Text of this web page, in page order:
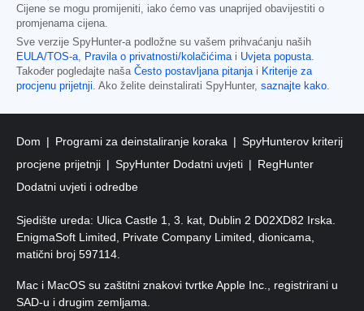
Cijene se mogu promijeniti, iako ćemo vas unaprijed obavijestiti o
promjenama cijena.
Sve verzije SpyHunter-a podložne su vašem prihvaćanju naših
EULA/TOS-a, Pravila o privatnosti/kolačićimai Uvjeta popusta.
Također pogledajte naša Često postavljana pitanjai Kriterije za
procjenu prijetnji. Ako želite deinstalirati SpyHunter, saznajte kako.
Dom Programi za deinstaliranje koraka
SpyHunterov kriterij
procjene prijetnji
SpyHunter Dodatni uvjeti
RegHunter
Dodatni uvjeti i odredbe
Sjedište ureda: Ulica Castle 1, 3. kat, Dublin 2 D02XD82 Irska.
EnigmaSoft Limited, Private Company Limited, dionicama,
matični broj 597114.
Mac i MacOS su zaštitni znakovi tvrtke Apple Inc., registrirani u
SAD-u i drugim zemljama.